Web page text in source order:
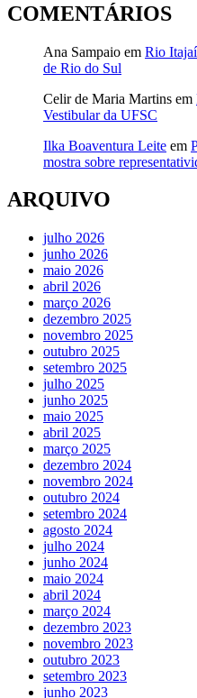
COMENTÁRIOS
Ana Sampaio em Rio
de Rio do Sul
Celir de Maria Martins em
Vestibular da UFSC
Ilka Boaventura Leite em
mostra sobre
ARQUIVO
julho 2026
junho 2026
maio 2026
abril 2026
março 2026
dezembro 2025
novembro 2025
outubro 2025
setembro 2025
julho 2025
junho 2025
maio 2025
abril 2025
março 2025
dezembro 2024
novembro 2024
outubro 2024
setembro 2024
agosto 2024
julho 2024
junho 2024
maio 2024
abril 2024
março 2024
dezembro 2023
novembro 2023
outubro 2023
setembro 2023
junho 2023